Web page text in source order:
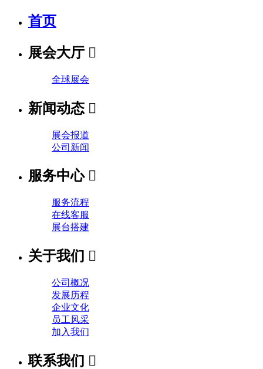
首页
展会大厅 
全球展会
新闻动态 
展会报道
公司新闻
服务中心 
服务流程
在线客服
展台搭建
关于我们 
公司概况
发展历程
企业文化
员工风采
加入我们
联系我们 